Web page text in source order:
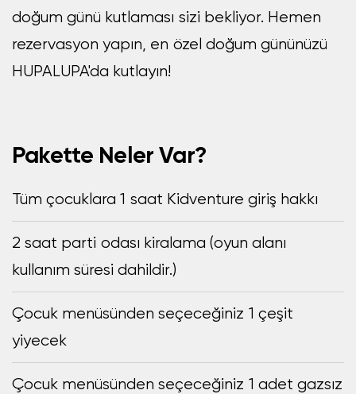
doğum günü kutlaması sizi bekliyor. Hemen
rezervasyon yapın, en özel doğum gününüzü
HUPALUPA'da kutlayın!
Pakette Neler Var?
Tüm çocuklara 1 saat Kidventure giriş hakkı
2 saat parti odası kiralama (oyun alanı
kullanım süresi dahildir.)
Çocuk menüsünden seçeceğiniz 1 çeşit
yiyecek
Çocuk menüsünden seçeceğiniz 1 adet gazsız